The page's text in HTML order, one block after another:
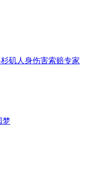
矶人身伤害索赔专家
梦